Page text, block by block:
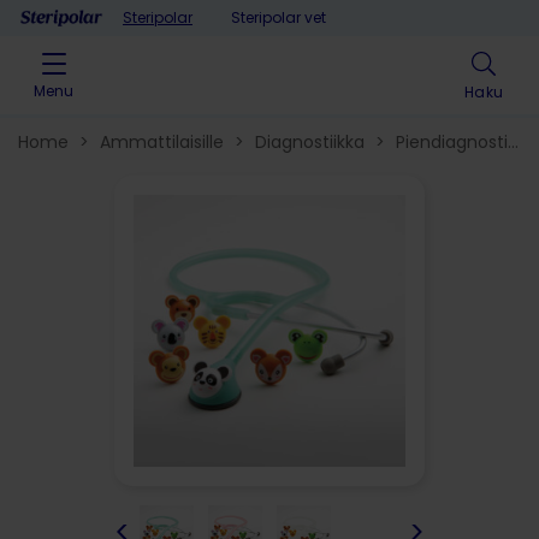
Skip to contentSteripolar Steripolar vet
Menu Haku
Home > Ammattilaisille > Diagnostiikka > Piendiagnostiikka